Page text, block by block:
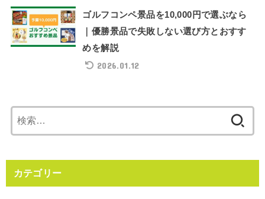
ゴルフコンペ景品を10,000円で選ぶなら
｜優勝景品で失敗しない選び方とおすす
めを解説
2026.01.12
索:
カテゴリー